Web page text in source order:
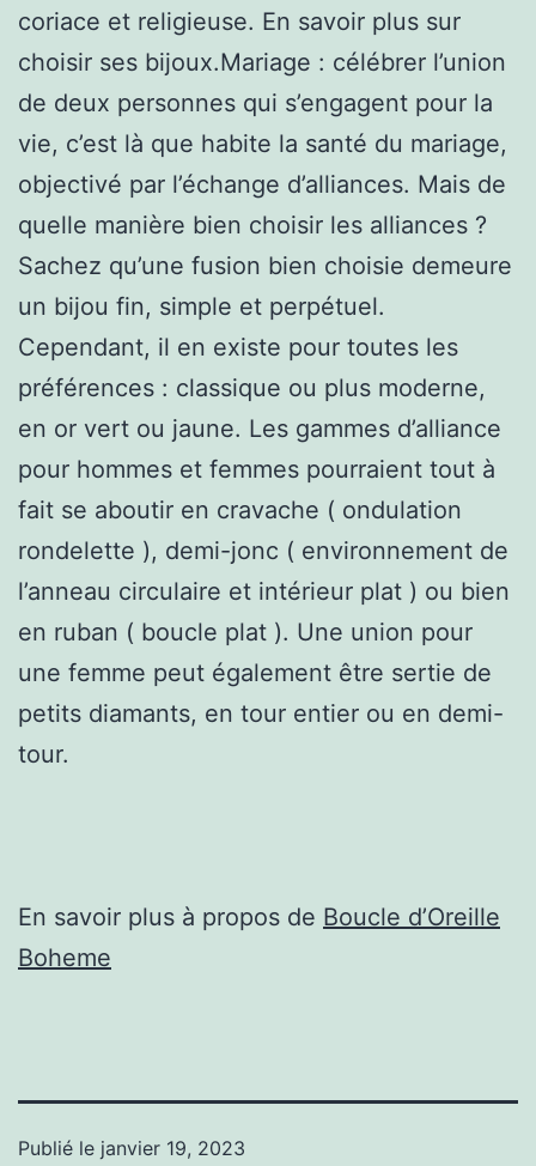
coriace et religieuse. En savoir plus sur
choisir ses bijoux.Mariage : célébrer l’union
de deux personnes qui s’engagent pour la
vie, c’est là que habite la santé du mariage,
objectivé par l’échange d’alliances. Mais de
quelle manière bien choisir les alliances ?
Sachez qu’une fusion bien choisie demeure
un bijou fin, simple et perpétuel.
Cependant, il en existe pour toutes les
préférences : classique ou plus moderne,
en or vert ou jaune. Les gammes d’alliance
pour hommes et femmes pourraient tout à
fait se aboutir en cravache ( ondulation
rondelette ), demi-jonc ( environnement de
l’anneau circulaire et intérieur plat ) ou bien
en ruban ( boucle plat ). Une union pour
une femme peut également être sertie de
petits diamants, en tour entier ou en demi-
tour.
En savoir plus à propos de Boucle d’Oreille
Boheme
Publié le janvier 19, 2023